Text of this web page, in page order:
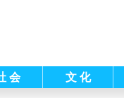
会 文 化